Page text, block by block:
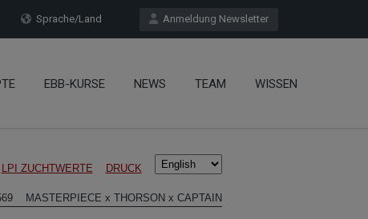
Anmeldung Newsletter
Sprache/Land
EBB-KURSE NEWS TEAM WISSEN